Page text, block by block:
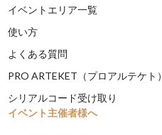
イベントエリア一覧
使い方
よくある質問
PRO ARTEKET（プロアルテケト）
シリアルコード受け取り
イベント主催者様へ